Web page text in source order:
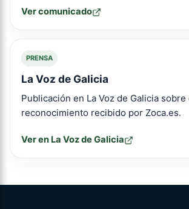
Ver comunicado
PRENSA
La Voz de Galicia
Publicación en La Voz de Galicia sobre
reconocimiento recibido por Zoca.es.
Ver en La Voz de Galicia